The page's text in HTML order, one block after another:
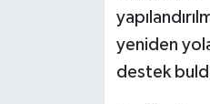
yeniden
destek